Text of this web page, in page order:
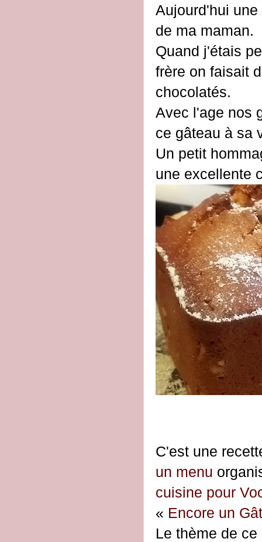
Aujourd'hui
de ma maman.
Quand j'étais
frère on faisait
chocolatés.
Avec l'age nos
ce gâteau à sa
Un petit
une excellente
C'est une
un menu
cuisine pour
« Encore un
Le thème de